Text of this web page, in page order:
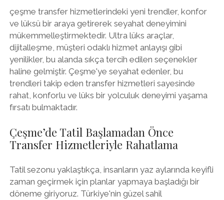
çeşme transfer hizmetlerindeki yeni trendler, konfor
ve lüksü bir araya getirerek seyahat deneyimini
mükemmelleştirmektedir. Ultra lüks araçlar,
dijitalleşme, müşteri odaklı hizmet anlayışı gibi
yenilikler, bu alanda sıkça tercih edilen seçenekler
haline gelmiştir. Çeşme'ye seyahat edenler, bu
trendleri takip eden transfer hizmetleri sayesinde
rahat, konforlu ve lüks bir yolculuk deneyimi yaşama
fırsatı bulmaktadır.
Çeşme’de Tatil Başlamadan Önce
Transfer Hizmetleriyle Rahatlama
Tatil sezonu yaklaştıkça, insanların yaz aylarında keyifli
zaman geçirmek için planlar yapmaya başladığı bir
döneme giriyoruz. Türkiye'nin güzel sahil